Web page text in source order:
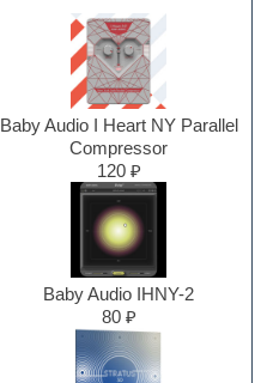
Baby Audio I Heart NY Parallel
Compressor
120 ₽
Baby Audio IHNY-2
80 ₽